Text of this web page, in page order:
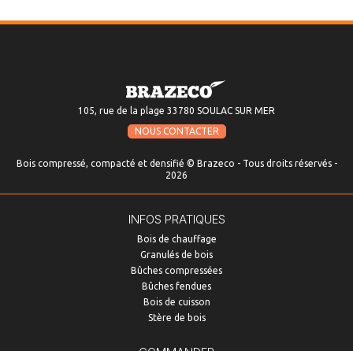
105, rue de la plage 33780 SOULAC SUR MER
NOUS CONTACTER
Bois compressé, compacté et densifié © Brazeco - Tous droits réservés -
2026
INFOS PRATIQUES
Bois de chauffage
Granulés de bois
Bûches compressées
Bûches fendues
Bois de cuisson
Stère de bois